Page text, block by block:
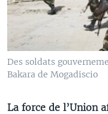
Des soldats
Bakara de Mogadiscio
La force de l’Union